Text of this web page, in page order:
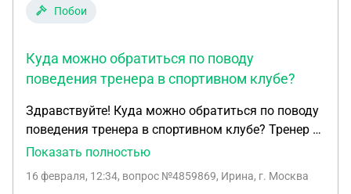
Побои
Куда можно обратиться по поводу
поведения тренера в спортивном клубе?
Здравствуйте! Куда можно обратиться по поводу
поведения тренера в спортивном клубе? Тренер в
качестве наказания, запрещает девочкам пить
тупыми, и тп. За одно и тоже действие может
Показать полностью
16 февраля, 12:34, вопрос №4859869, Ирина, г. Москва